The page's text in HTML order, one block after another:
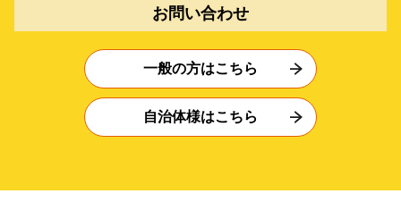
お問い合わせ
一般の方はこちら
自治体様はこちら